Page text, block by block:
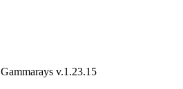
Gammarays v.1.23.15